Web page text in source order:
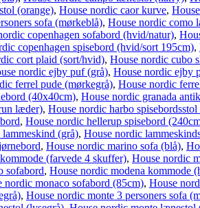
(orange), House nordic caor kurve,
sofa (mørkeblå), House nordic como
copenhagen sofabord (hvid/natur),
copenhagen spisebord (hvid/sort 195cm),
cort plaid (sort/hvid), House nordic cubo
nordic ejby puf (grå), House nordic ejby
ferrel pude (mørkegrå), House nordic
(40x40cm), House nordic granada
læder), House nordic harbo
, House nordic hellerup spisebord
(grå), House nordic
, House nordic marino sofa (blå),
(farvede 4 skuffer), House nordic
sofabord, House nordic modena kommode
nordic monaco sofabord (85cm), House
, House nordic monte 3 personers sofa